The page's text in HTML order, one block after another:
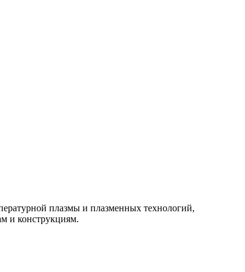
плазмы и плазменных технологий,
и конструкциям.